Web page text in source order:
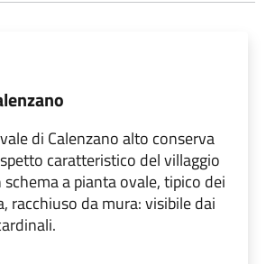
di Calenzano alto conserva
caratteristico del villaggio
a pianta ovale, tipico dei
racchiuso da mura: visibile dai